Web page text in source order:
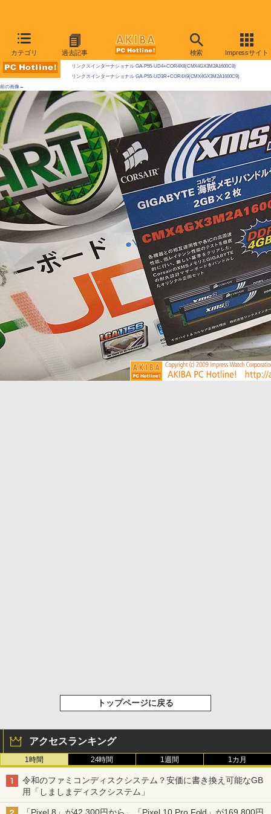
カテゴリ 過去記事 検索 Impressサイト
AKIBA PC Hotline! 2009年9月19日号
今週見つけた新製品：LGA1156マザーボード
リンクスインターナショナル GA-P55-UD4+COR4X8(CMX4GX3M2A1600C8)
リンクスインターナショナル GA-P55-UD3R+COR4X9(CMX4GX3M2A1600C9)
前の画像←
トップページに戻る
アクセスランキング
1時間 24時間 1週間 1カ月
令和のファミコンディスクシステム？安価に書き換え可能なGB
用「しましまディスクシステム」